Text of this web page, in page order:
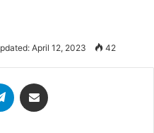
April 12, 2023 42